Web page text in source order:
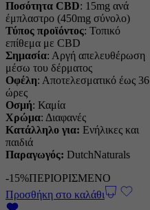
Ποσότητα CBD: 15mg ανά
έμπλαστρο (450mg σύνολο)
Τύπος προϊόντος: Τοπικό
επίθεμα με CBD
Σημασία: Αργή απελευθέρωση
μέσω του δέρματος
Οφέλη: Αποτελεσματικό έως 36
ώρες
Οσμή: Καμία
Χρώμα: Διαφανές
Κατάλληλο για: Ενήλικες και
παιδιά
Παραγωγός: DutchNaturals
-15%ΠΕΡΙΟΡΙΣΜΕΝΟ
Προσθήκη στο καλάθι